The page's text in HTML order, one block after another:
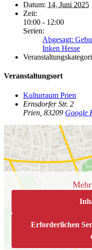
Datum: 14. Juni 2025
Zeit:
10:00 - 12:00
Serien:
Abgesagt:
Inken Hesse
Veranstaltungsort
Kulturraum Prien
Ernsdorfer Str. 2
Prien 83209 Google
Erforderlichen